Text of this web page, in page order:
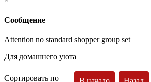
Сообщение
Attention no standard shopper group set
Для домашнего уюта
Сортировать по